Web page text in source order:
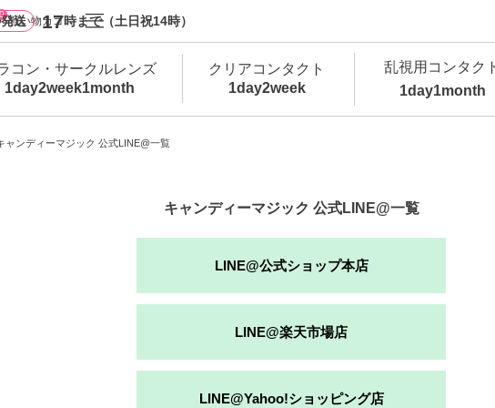
送 17時まで（土日祝14時）
ャンディーマジック 公式LINE@一覧
キャンディーマジック 公式LINE@一覧
LINE@公式ショップ本店
LINE@楽天市場店
LINE@Yahoo!ショッピング店
0
買い物カゴ
コン・サークルレンズ
1day2week1month
クリアコンタクト
1day2week
乱視用コンタク
1day1month
カラコン・サークルレンズ 1day 商品一覧を見
新商品
クリアコンタクトレンズ 1day 商品一覧を見